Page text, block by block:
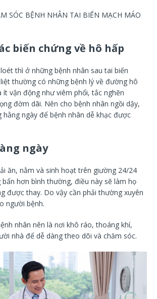
biến chứng về hô hấp
thì ở những bệnh nhân sau tai biến
thường có những bệnh lý về đường hô
ít vận động như viêm phổi, tắc nghẽn
đờm dãi. Nên cho bệnh nhân ngồi dậy,
hằng ngày để bệnh nhân dễ khạc được
ngày
ăn, nằm và sinh hoạt trên giường 24/24
hơn bình thường, điều này sẽ làm họ
được thay. Do vậy cần phải thường xuyên
người bệnh.
nhân nên là nơi khô ráo, thoáng khí,
nhà để dễ dàng theo dõi và chăm sóc.